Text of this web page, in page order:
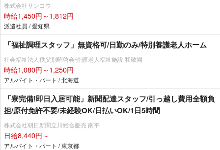
株式会社サンコウ
時給1,450円～1,812円
派遣社員 / 愛知県
「福祉調理スタッフ」無資格可/日勤のみ/特別養護老人ホーム
社会福祉法人秩父別昭啓会/介護老人福祉施設 和敬園
時給1,080円～1,250円
アルバイト・パート / 北海道
「寮完備!即日入居可能」新聞配達スタッフ/引っ越し費用全額負
担/原付免許不要/未経験OK/日払いOK/1日5時間
株式会社朝日新聞立川総合販売 南平
日給8,440円～
アルバイト・パート / 東京都